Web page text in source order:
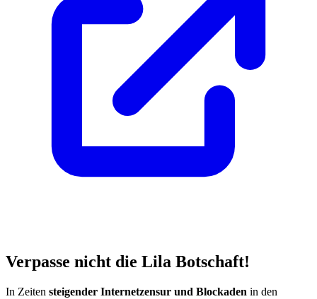
Verpasse nicht die Lila Botschaft!
In Zeiten steigender Internetzensur und Blockaden in den